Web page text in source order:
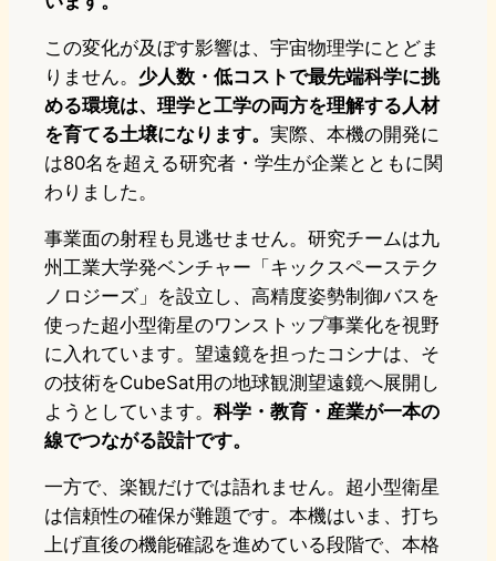
この変化が及ぼす影響は、宇宙物理学にとどま
りません。 少人数・低コストで最先端科学に挑
める環境は、理学と工学の両方を理解する人材
を育てる土壌になります。 実際、本機の開発に
は80名を超える研究者・学生が企業とともに関
わりました。
事業面の射程も見逃せません。研究チームは九
州工業大学発ベンチャー「キックスペーステク
ノロジーズ」を設立し、高精度姿勢制御バスを
使った超小型衛星のワンストップ事業化を視野
に入れています。望遠鏡を担ったコシナは、そ
の技術をCubeSat用の地球観測望遠鏡へ展開し
ようとしています。 科学・教育・産業が一本の
線でつながる設計です。
一方で、楽観だけでは語れません。超小型衛星
は信頼性の確保が難題です。本機はいま、打ち
上げ直後の機能確認を進めている段階で、本格